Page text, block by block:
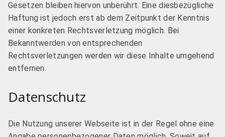
Gesetzen bleiben hiervon unberührt. Eine diesbezügliche
Haftung ist jedoch erst ab dem Zeitpunkt der Kenntnis
einer konkreten Rechtsverletzung möglich. Bei
Bekanntwerden von entsprechenden
Rechtsverletzungen werden wir diese Inhalte umgehend
entfernen.
Datenschutz
Die Nutzung unserer Webseite ist in der Regel ohne eine